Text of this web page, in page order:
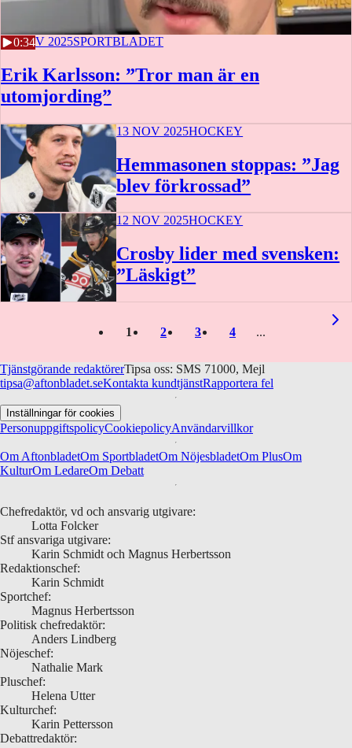
0:34
13 NOV 2025SPORTBLADET
Erik Karlsson: ”Tror man är en
utomjording”
13 NOV 2025HOCKEY
Hemmasonen stoppas: ”Jag
blev förkrossad”
12 NOV 2025HOCKEY
Crosby lider med svensken:
”Läskigt”
1 2 3 4
Tjänstgörande redaktörerTipsa oss: SMS 71000, Mejl
tipsa@aftonbladet.seKontakta kundtjänstRapportera fel
Inställningar för cookies
PersonuppgiftspolicyCookiepolicyAnvändarvillkor
Om AftonbladetOm SportbladetOm NöjesbladetOm PlusOm
KulturOm LedareOm Debatt
Chefredaktör, vd och ansvarig utgivare:
Lotta Folcker
Stf ansvariga utgivare:
Karin Schmidt och Magnus Herbertsson
Redaktionschef:
Karin Schmidt
Sportchef:
Magnus Herbertsson
Politisk chefredaktör:
Anders Lindberg
Nöjeschef:
Nathalie Mark
Pluschef:
Helena Utter
Kulturchef:
Karin Pettersson
Debattredaktör: